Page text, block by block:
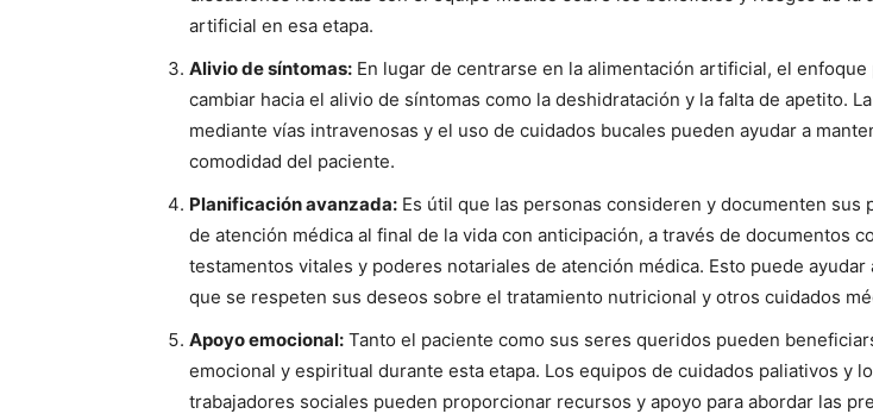
artificial en esa etapa.
Alivio de síntomas: En lugar de centrarse en la alimentación artificial, el enfoque
cambiar hacia el alivio de síntomas como la deshidratación y la falta de apetito.
mediante vías intravenosas y el uso de cuidados bucales pueden ayudar a
comodidad del paciente.
Planificación avanzada: Es útil que las personas consideren y documenten sus
de atención médica al final de la vida con anticipación, a través de documentos
testamentos vitales y poderes notariales de atención médica. Esto puede ayudar
que se respeten sus deseos sobre el tratamiento nutricional y otros cuidados
Apoyo emocional: Tanto el paciente como sus seres queridos pueden
emocional y espiritual durante esta etapa. Los equipos de cuidados paliativos y
trabajadores sociales pueden proporcionar recursos y apoyo para abordar las